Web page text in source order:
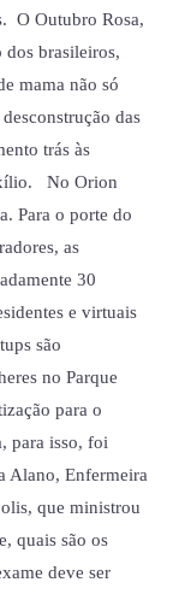
O Outubro Rosa,
dos brasileiros,
mama não só
das
trás às
No Orion
Para o porte do
as
30
e virtuais
são
no Parque
para o
para isso, foi
Alano, Enfermeira
que ministrou
quais são os
deve ser